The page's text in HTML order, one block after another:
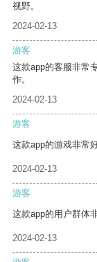
视野。
2024-02-13
游客
这款app的客服非常
作。
2024-02-13
游客
这款app的游戏非常
2024-02-13
游客
这款app的用户群体
2024-02-13